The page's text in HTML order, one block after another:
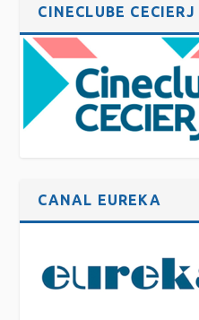
CINECLUBE CECIERJ
CANAL EUREKA